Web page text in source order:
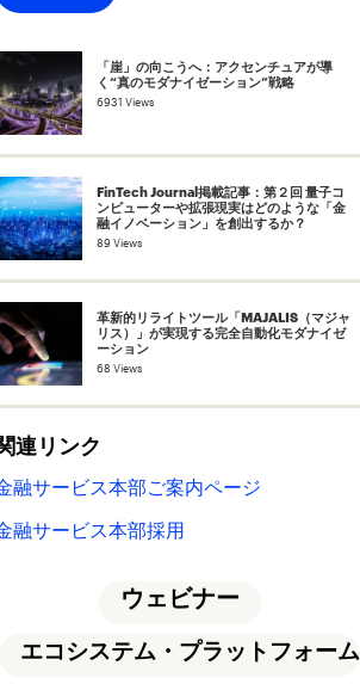
「崖」の向こうへ：アクセンチュアが導
く“真のモダナイゼーション”戦略
6931 Views
FinTech Journal掲載記事：第２回 量子コ
ンピューターや拡張現実はどのような「金
融イノベーション」を創出するか？
89 Views
革新的リライトツール「MAJALIS（マジャ
リス）」が実現する完全自動化モダナイゼ
ーション
68 Views
連リンク
融サービス本部ご案内ページ
融サービス本部採用
ウェビナー
エコシステム・プラットフォーム